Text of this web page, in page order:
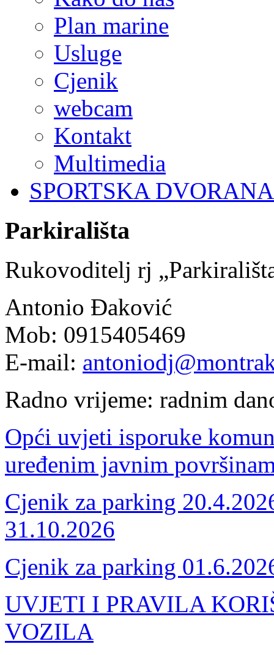
Plan marine
Usluge
Cjenik
webcam
Kontakt
Multimedia
SPORTSKA DVORANA
Parkirališta
Rukovoditelj rj
Antonio Đaković
Mob: 0915405469
E-mail:
Radno vrijeme: radnim
Opći uvjeti isporuke
uređenim javnim
Cjenik za parking
31.10.2026
Cjenik za parking
UVJETI I PRAVILA
VOZILA